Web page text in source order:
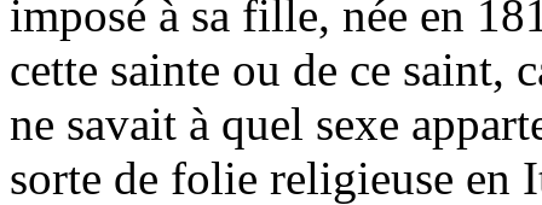
imposé à sa fille, née en
cette sainte ou de ce saint,
ne savait à quel sexe
sorte de folie religieuse en